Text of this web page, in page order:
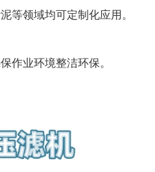
等领域均可定制化应用。
作业环境整洁环保。